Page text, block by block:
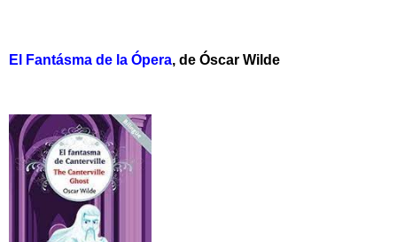
El Fantásma de la Ópera, de Óscar Wilde